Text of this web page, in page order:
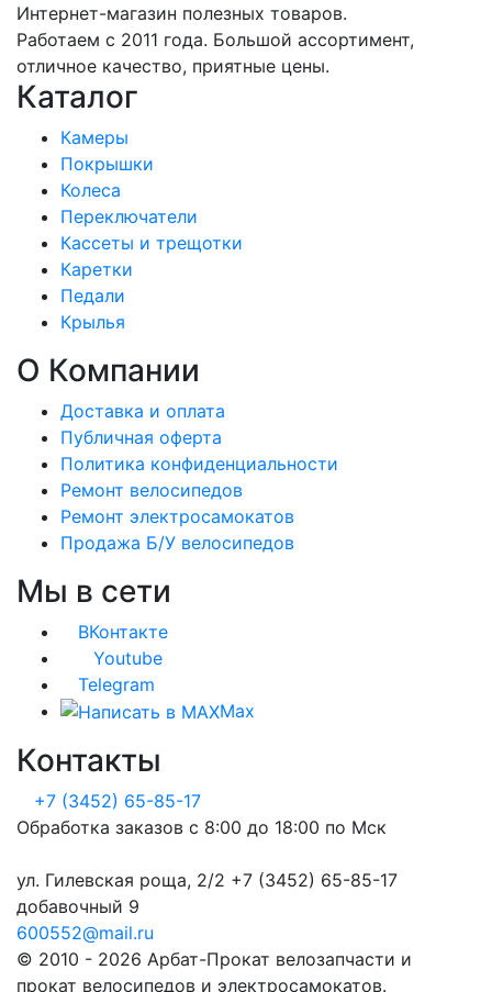
Интернет-магазин полезных товаров.
Работаем с 2011 года. Большой ассортимент,
отличное качество, приятные цены.
Каталог
Камеры
Покрышки
Колеса
Переключатели
Кассеты и трещотки
Каретки
Педали
Крылья
О Компании
Доставка и оплата
Публичная оферта
Политика конфиденциальности
Ремонт велосипедов
Ремонт электросамокатов
Продажа Б/У велосипедов
Мы в сети
ВКонтакте
Youtube
Telegram
Max
Контакты
+7 (3452) 65-85-17
Обработка заказов с 8:00 до 18:00 по Мск
ул. Гилевская роща, 2/2 +7 (3452) 65-85-17
добавочный 9
600552@mail.ru
© 2010 - 2026 Арбат-Прокат велозапчасти и
прокат велосипедов и электросамокатов.